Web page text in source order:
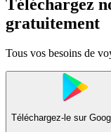
Téléchargez
gratuitement
Tous vos besoins de
Téléchargez-le sur